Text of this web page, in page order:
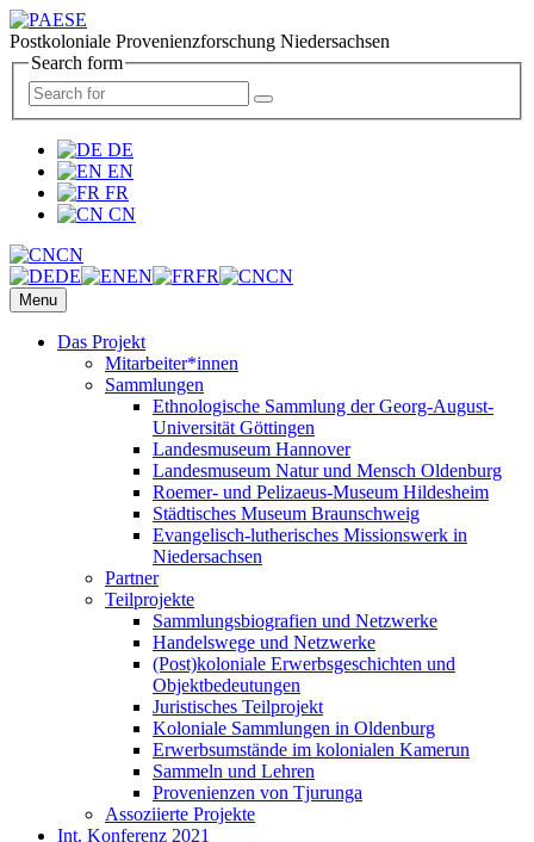
Postkoloniale Provenienzforschung Niedersachsen
Search form
DE
EN
FR
CN
CN
DE
EN FR CN
Menu
Das Projekt
Mitarbeiter*innen
Sammlungen
Ethnologische Sammlung der Georg-August-
Universität Göttingen
Landesmuseum Hannover
Landesmuseum Natur und Mensch Oldenburg
Roemer- und Pelizaeus-Museum Hildesheim
Städtisches Museum Braunschweig
Evangelisch-lutherisches Missionswerk in
Niedersachsen
Partner
Teilprojekte
Sammlungsbiografien und Netzwerke
Handelswege und Netzwerke
(Post)koloniale Erwerbsgeschichten und
Objektbedeutungen
Juristisches Teilprojekt
Koloniale Sammlungen in Oldenburg
Erwerbsumstände im kolonialen Kamerun
Sammeln und Lehren
Provenienzen von Tjurunga
Assoziierte Projekte
Int. Konferenz 2021